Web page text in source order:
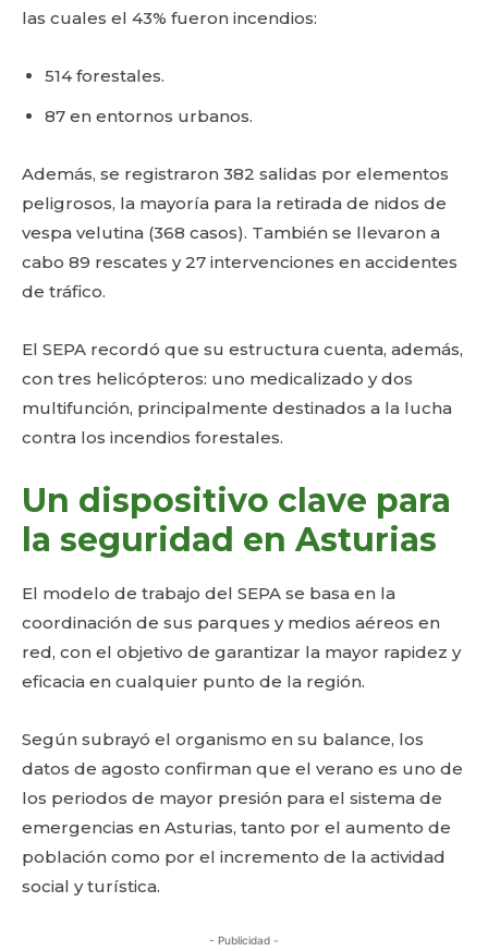
las cuales el 43% fueron incendios:
514 forestales.
87 en entornos urbanos.
Además, se registraron 382 salidas por elementos
peligrosos, la mayoría para la retirada de nidos de
vespa velutina (368 casos). También se llevaron a
cabo 89 rescates y 27 intervenciones en accidentes
de tráfico.
El SEPA recordó que su estructura cuenta, además,
con tres helicópteros: uno medicalizado y dos
multifunción, principalmente destinados a la lucha
contra los incendios forestales.
Un dispositivo clave para
la seguridad en Asturias
El modelo de trabajo del SEPA se basa en la
coordinación de sus parques y medios aéreos en
red, con el objetivo de garantizar la mayor rapidez y
eficacia en cualquier punto de la región.
Según subrayó el organismo en su balance, los
datos de agosto confirman que el verano es uno de
los periodos de mayor presión para el sistema de
emergencias en Asturias, tanto por el aumento de
población como por el incremento de la actividad
social y turística.
- Publicidad -